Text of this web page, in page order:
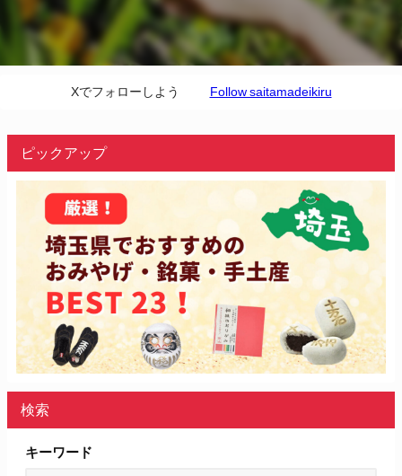
Xでフォローしよう Follow saitamadeikiru
ピックアップ
検索
キーワード